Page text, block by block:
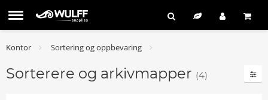
Kontor Sortering og oppbevaring
Sorterere og arkivmapper (4)